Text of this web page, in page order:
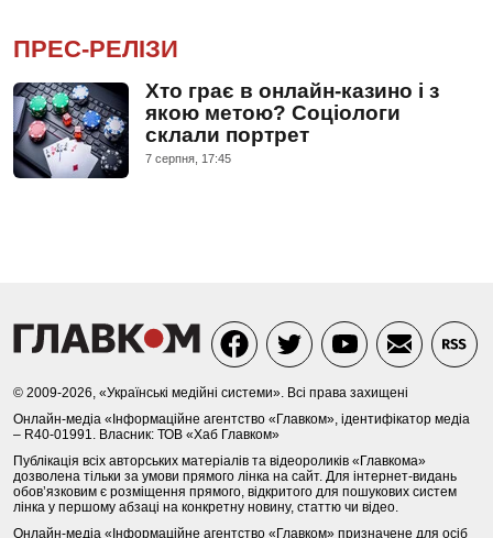
ПРЕС-РЕЛІЗИ
Хто грає в онлайн-казино і з
якою метою? Соціологи
склали портрет
7 серпня, 17:45
© 2009-2026, «Українські медійні системи». Всі права захищені
Онлайн-медіа «Інформаційне агентство «Главком», ідентифікатор медіа
– R40-01991. Власник: ТОВ «Хаб Главком»
Публікація всіх авторських матеріалів та відеороликів «Главкома»
дозволена тільки за умови прямого лінка на сайт. Для інтернет-видань
обов’язковим є розміщення прямого, відкритого для пошукових систем
лінка у першому абзаці на конкретну новину, статтю чи відео.
Онлайн-медіа «Інформаційне агентство «Главком» призначене для осіб